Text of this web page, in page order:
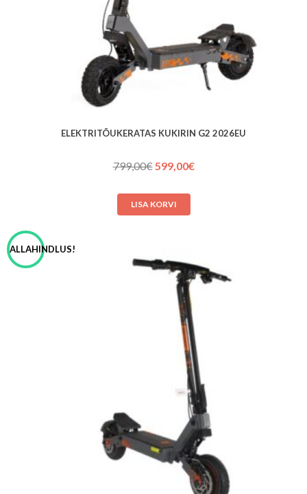
ELEKTRITÕUKERATAS KUKIRIN G2 2026EU
799,00€ Algne
oli:
799,00€.
599,00€Praegune
LISA KORVI
ALLAHINDLUS!